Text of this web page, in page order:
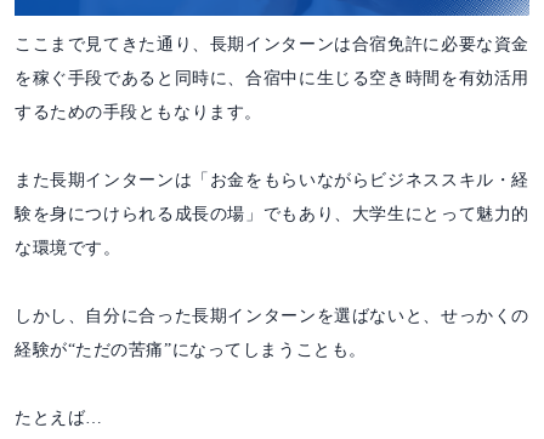
ここまで見てきた通り、長期インターンは合宿免許に必要な資金
を稼ぐ手段であると同時に、合宿中に生じる空き時間を有効活用
するための手段ともなります。
また長期インターンは「お金をもらいながらビジネススキル・経
験を身につけられる成長の場」でもあり、大学生にとって魅力的
な環境です。
しかし、自分に合った長期インターンを選ばないと、せっかくの
経験が“ただの苦痛”になってしまうことも。
たとえば…